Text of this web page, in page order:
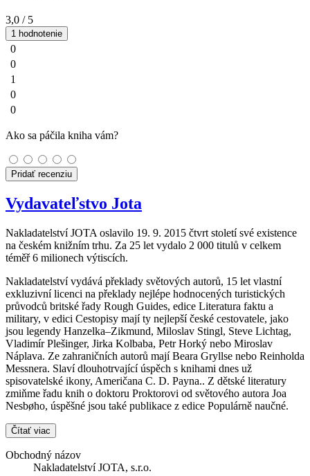
3,0 / 5
1 hodnotenie
0
0
1
0
0
Ako sa páčila kniha vám?
Pridať recenziu
Vydavateľstvo Jota
Nakladatelství JOTA oslavilo 19. 9. 2015 čtvrt století své existence
na českém knižním trhu. Za 25 let vydalo 2 000 titulů v celkem
téměř 6 milionech výtiscích.
Nakladatelství vydává překlady světových autorů, 15 let vlastní
exkluzivní licenci na překlady nejlépe hodnocených turistických
průvodců britské řady Rough Guides, edice Literatura faktu a
military, v edici Cestopisy mají ty nejlepší české cestovatele, jako
jsou legendy Hanzelka–Zikmund, Miloslav Stingl, Steve Lichtag,
Vladimír Plešinger, Jirka Kolbaba, Petr Horký nebo Miroslav
Náplava. Ze zahraničních autorů mají Beara Gryllse nebo Reinholda
Messnera. Slaví dlouhotrvající úspěch s knihami dnes už
spisovatelské ikony, Američana C. D. Payna.. Z dětské literatury
zmiňme řadu knih o doktoru Proktorovi od světového autora Joa
Nesbøho, úspěšné jsou také publikace z edice Populárně naučné.
Čítať viac
Obchodný názov
Nakladatelství JOTA, s.r.o.